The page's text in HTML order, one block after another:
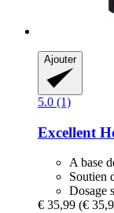
Ajouter
5.0 (1)
Excellent
A base
Soutien
Dosage
€ 35,99 (€